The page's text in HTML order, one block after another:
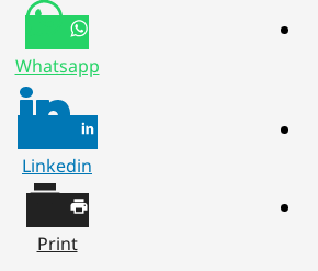
Whatsapp
Linkedin
Print